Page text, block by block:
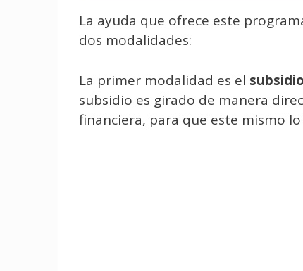
La ayuda que ofrece este
dos modalidades:
La primer modalidad es el
subsidio es girado de manera
financiera, para que este mismo